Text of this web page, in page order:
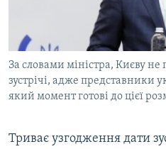
СВІДЧЕННЯ ОКУПАЦІЇ
УКРАЇНСЬКА ПРОБЛЕМА КРИМУ
ІНФОГРАФІКА
Qırımtatar
ДОЛУЧАЙСЯ!
Усі сайти RFE/RL
За словами міністра, Києву не
зустрічі, адже представники
який момент готові до цієї
Триває узгодження дати